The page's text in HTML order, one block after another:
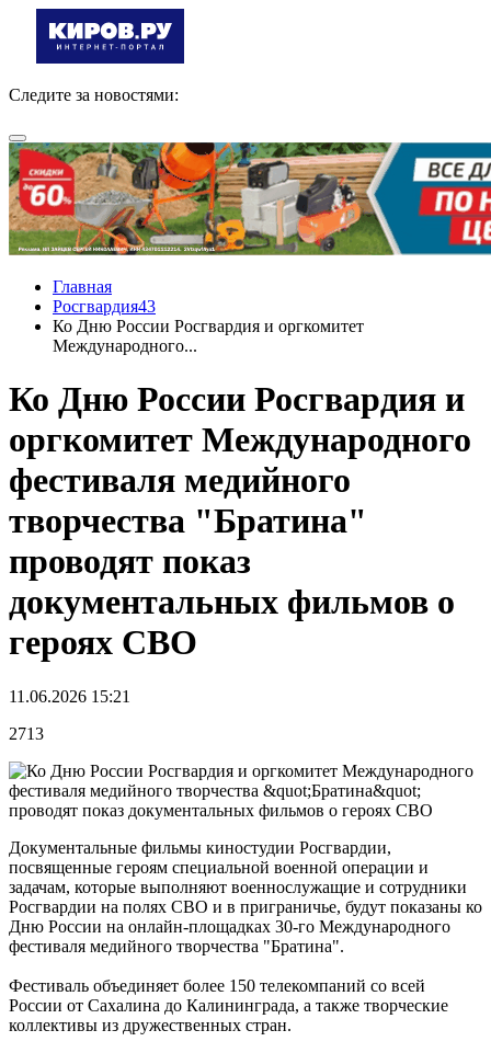
Следите за новостями:
Главная
Росгвардия43
Ко Дню России Росгвардия и оргкомитет
Международного...
Ко Дню России Росгвардия и
оргкомитет Международного
фестиваля медийного
творчества "Братина"
проводят показ
документальных фильмов о
героях СВО
11.06.2026 15:21
2713
Документальные фильмы киностудии Росгвардии,
посвященные героям специальной военной операции и
задачам, которые выполняют военнослужащие и сотрудники
Росгвардии на полях СВО и в приграничье, будут показаны ко
Дню России на онлайн-площадках 30-го Международного
фестиваля медийного творчества "Братина".
Фестиваль объединяет более 150 телекомпаний со всей
России от Сахалина до Калининграда, а также творческие
коллективы из дружественных стран.